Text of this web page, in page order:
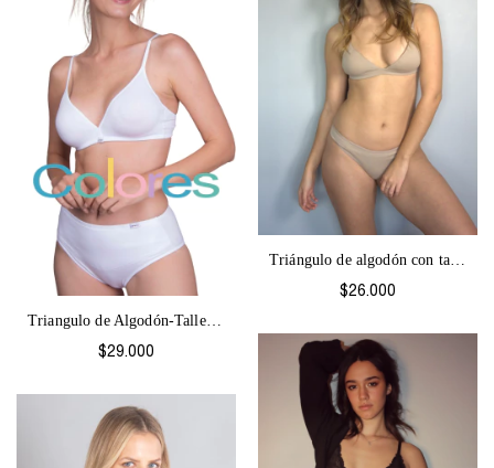
Triangulo de Algodón-Talles grandes Colo...
$29.000
Triángulo de algodón con tazas removible...
$26.000